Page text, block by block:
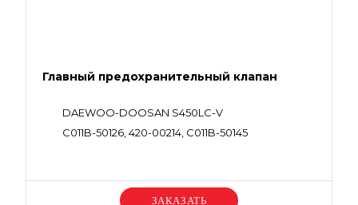
Главный предохранительный клапан
DAEWOO-DOOSAN S450LC-V
C011B-50126, 420-00214, C011B-50145
Уточняйте цену